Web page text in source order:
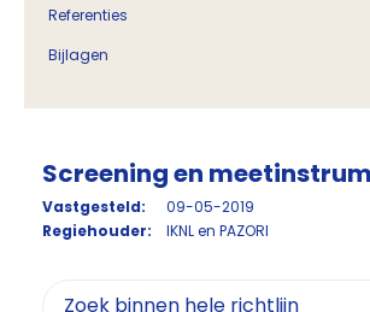
Referenties
Bijlagen
Screening en
Vastgesteld:
09-05-2019
Regiehouder:
IKNL en PAZORI